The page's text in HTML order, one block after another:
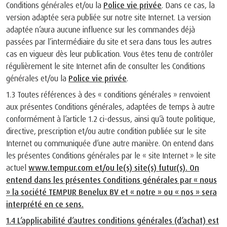
Conditions générales et/ou la Police vie privée. Dans ce cas, la
version adaptée sera publiée sur notre site Internet. La version
adaptée n’aura aucune influence sur les commandes déjà
passées par l’intermédiaire du site et sera dans tous les autres
cas en vigueur dès leur publication. Vous êtes tenu de contrôler
régulièrement le site Internet afin de consulter les Conditions
générales et/ou la Police vie privée.
1.3 Toutes références à des « conditions générales » renvoient
aux présentes Conditions générales, adaptées de temps à autre
conformément à l’article 1.2 ci-dessus, ainsi qu’à toute politique,
directive, prescription et/ou autre condition publiée sur le site
Internet ou communiquée d’une autre manière. On entend dans
les présentes Conditions générales par le « site Internet » le site
actuel www.tempur.com et/ou le(s) site(s) futur(s). On
entend dans les présentes Conditions générales par « nous
» la société TEMPUR Benelux BV et « notre » ou « nos » sera
interprété en ce sens.
1.4 L’applicabilité d’autres conditions générales (d’achat) est